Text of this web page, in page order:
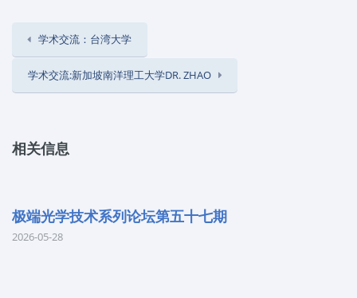
学术交流：台湾大学
学术交流:新加坡南洋理工大学DR. ZHAO
相关信息
极端光学技术系列论坛第五十七期
2026-05-28